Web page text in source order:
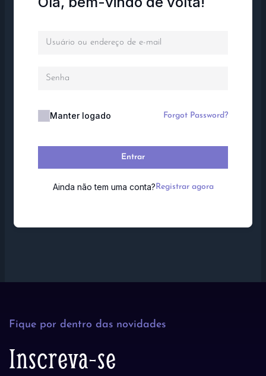
Manter logado Forgot Password?
Entrar
Ainda não tem uma conta? Registrar agora
Fique por dentro das novidades
Inscreva-se